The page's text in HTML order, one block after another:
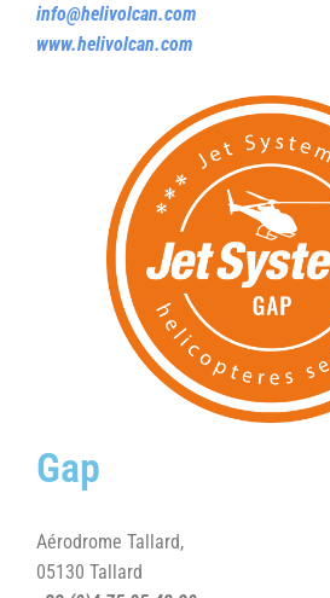
info@helivolcan.com
www.helivolcan.com
Gap
Aérodrome Tallard,
05130 Tallard